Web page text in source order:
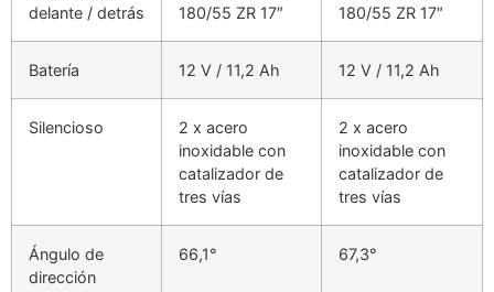
delante / detrás
180/55 ZR 17″
180/55 ZR 17″
Batería 12 V / 11,2 Ah 12 V / 11,2 Ah
Silencioso
2 x acero
inoxidable con
catalizador de
tres vías
2 x acero
inoxidable con
catalizador de
tres vías
Ángulo de
dirección
66,1° 67,3°